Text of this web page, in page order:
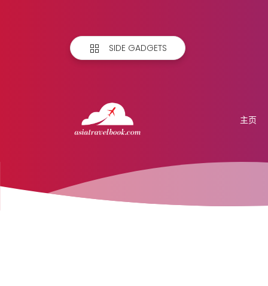
SIDE GADGETS
主页